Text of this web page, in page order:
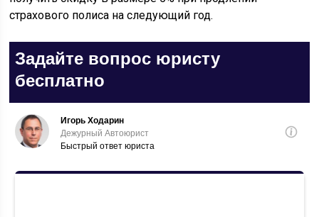
страхового полиса на следующий год.